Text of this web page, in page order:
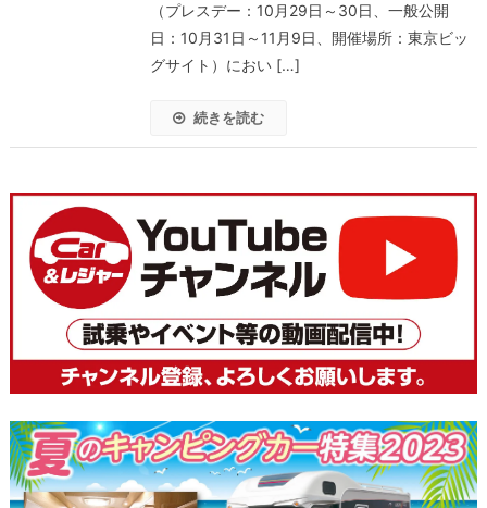
（プレスデー：10月29日～30日、一般公開
日：10月31日～11月9日、開催場所：東京ビッ
グサイト）におい […]
続きを読む